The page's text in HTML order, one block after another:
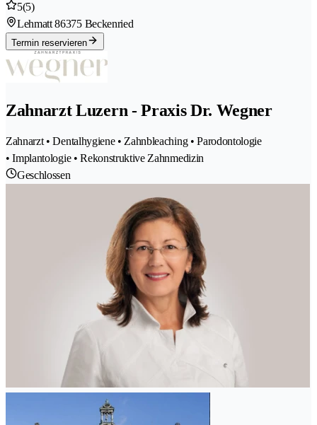
5(5)
Lehmatt 86375 Beckenried
Termin reservieren
Zahnarzt Luzern - Praxis Dr. Wegner
Zahnarzt • Dentalhygiene • Zahnbleaching • Parodontologie
• Implantologie • Rekonstruktive Zahnmedizin
Geschlossen